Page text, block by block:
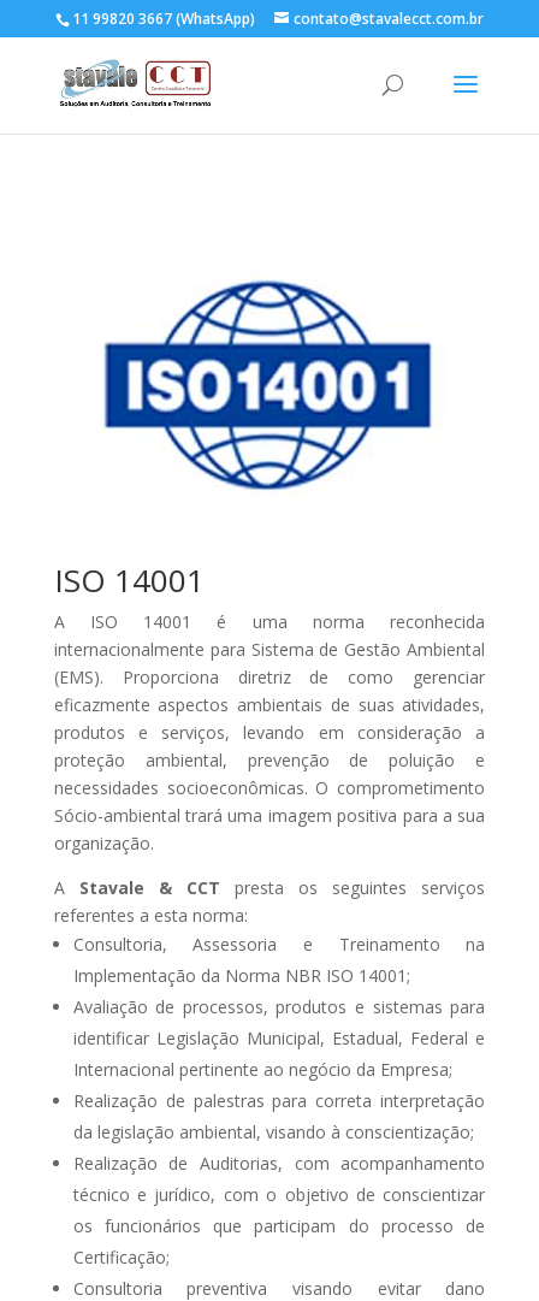
11 99820 3667 (WhatsApp) contato@stavalecct.com.br
ISO 14001
A ISO 14001 é uma norma reconhecida
internacionalmente para Sistema de Gestão Ambiental
(EMS). Proporciona diretriz de como gerenciar
eficazmente aspectos ambientais de suas atividades,
produtos e serviços, levando em consideração a
proteção ambiental, prevenção de poluição e
necessidades socioeconômicas. O comprometimento
Sócio-ambiental trará uma imagem positiva para a sua
organização.
A Stavale & CCT presta os seguintes serviços
referentes a esta norma:
Consultoria, Assessoria e Treinamento na
Implementação da Norma NBR ISO 14001;
Avaliação de processos, produtos e sistemas para
identificar Legislação Municipal, Estadual, Federal e
Internacional pertinente ao negócio da Empresa;
Realização de palestras para correta interpretação
da legislação ambiental, visando à conscientização;
Realização de Auditorias, com acompanhamento
técnico e jurídico, com o objetivo de conscientizar
os funcionários que participam do processo de
Certificação;
Consultoria preventiva visando evitar dano